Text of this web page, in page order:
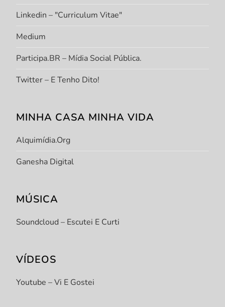
Linkedin – "Curriculum Vitae"
Medium
Participa.BR – Mídia Social Pública.
Twitter – E Tenho Dito!
MINHA CASA MINHA VIDA
Alquimídia.org
Ganesha Digital
MÚSICA
Soundcloud – Escutei E Curti
VÍDEOS
Youtube – Vi E Gostei